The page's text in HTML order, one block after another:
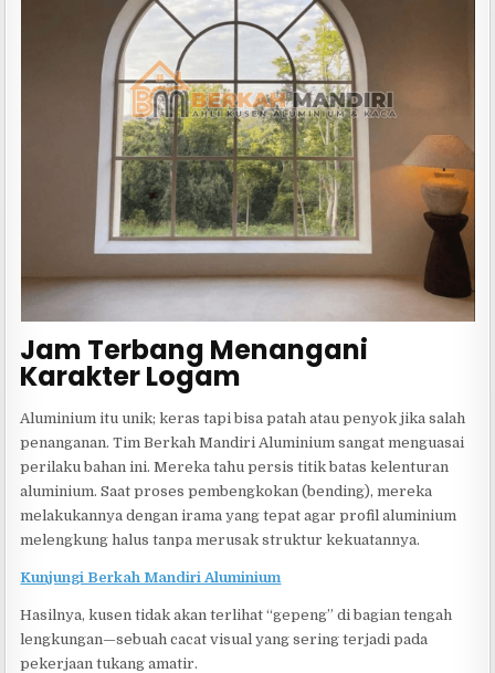
Jam Terbang Menangani
Karakter Logam
Aluminium itu unik; keras tapi bisa patah atau penyok jika salah
penanganan. Tim Berkah Mandiri Aluminium sangat menguasai
perilaku bahan ini. Mereka tahu persis titik batas kelenturan
aluminium. Saat proses pembengkokan (bending), mereka
melakukannya dengan irama yang tepat agar profil aluminium
melengkung halus tanpa merusak struktur kekuatannya.
Kunjungi Berkah Mandiri Aluminium
Hasilnya, kusen tidak akan terlihat “gepeng” di bagian tengah
lengkungan—sebuah cacat visual yang sering terjadi pada
pekerjaan tukang amatir.